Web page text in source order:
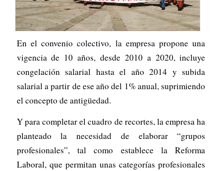
En el convenio colectivo, la empresa propone una
vigencia de 10 años, desde 2010 a 2020, incluye
congelación salarial hasta el año 2014 y subida
salarial a partir de ese año del 1% anual, suprimiendo
el concepto de antigüedad.
Y para completar el cuadro de recortes, la empresa ha
planteado la necesidad de elaborar “grupos
profesionales”, tal como establece la Reforma
Laboral, que permitan unas categorías profesionales